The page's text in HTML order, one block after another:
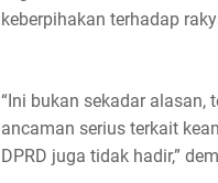
keberpihakan terhadap
“Ini bukan sekadar
ancaman serius terkait
DPRD juga tidak hadir,”